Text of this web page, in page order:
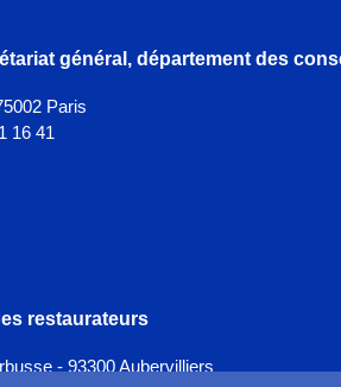
général, département des
Paris
16 41
restaurateurs
- 93300 Aubervilliers